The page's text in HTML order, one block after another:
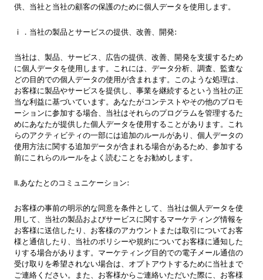
供、当社と当社の顧客の保護のために個人データを使用します。
ⅰ．当社の製品とサービスの提供、改善、開発:
当社は、製品、サービス、広告の提供、改善、開発を支援するため
に個人データを使用します。これには、データ分析、調査、監査な
どの目的での個人データの使用が含まれます。このような処理は、
お客様に製品やサービスを提供し、事業を継続するという当社の正
当な利益に基づいています。あなたがコンテストやその他のプロモ
ーションに参加する場合、当社はそれらのプログラムを管理するた
めにあなたが提供した個人データを使用することがあります。これ
らのアクティビティの一部には追加のルールがあり、個人データの
使用方法に関する追加データが含まれる場合があるため、参加する
前にこれらのルールをよく読むことをお勧めします。
ii.あなたとのコミュニケーション:
お客様の事前の明示的な同意を条件として、当社は個人データを使
用して、当社の製品およびサービスに関するマーケティング情報を
お客様に送信したり、お客様のアカウントまたは取引についてお客
様と通信したり、当社のポリシーや規約についてお客様に通知した
りする場合があります。マーケティング目的での電子メール通信の
受け取りを希望されない場合は、オプトアウトするために当社まで
ご連絡ください。また、お客様からご連絡いただいた際に、お客様